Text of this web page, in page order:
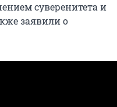
суверенитета и
заявили о